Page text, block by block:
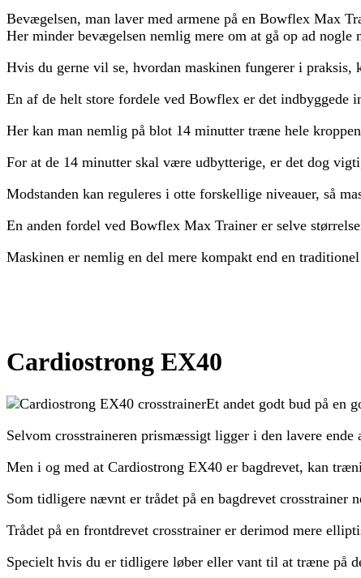
Bevægelsen, man laver med armene på en Bowflex Max
Her minder bevægelsen nemlig mere om at gå op ad
Hvis du gerne vil se, hvordan maskinen fungerer i praksis,
En af de helt store fordele ved Bowflex er det indbyggede
Her kan man nemlig på blot 14 minutter træne hele
For at de 14 minutter skal være udbytterige, er det dog
Modstanden kan reguleres i otte forskellige niveauer, så
En anden fordel ved Bowflex Max Trainer er selve
Maskinen er nemlig en del mere kompakt end en
Cardiostrong EX40
Et andet godt bud på en
Selvom crosstraineren prismæssigt ligger i den lavere
Men i og med at Cardiostrong EX40 er bagdrevet, kan
Som tidligere nævnt er trådet på en bagdrevet
Trådet på en frontdrevet crosstrainer er derimod mere
Specielt hvis du er tidligere løber eller vant til at træne på